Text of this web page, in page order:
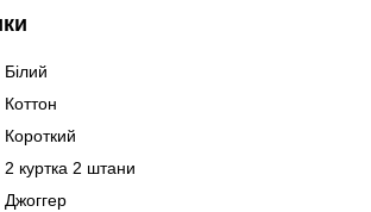
Білий
Коттон
Короткий
2 куртка 2 штани
Джоггер